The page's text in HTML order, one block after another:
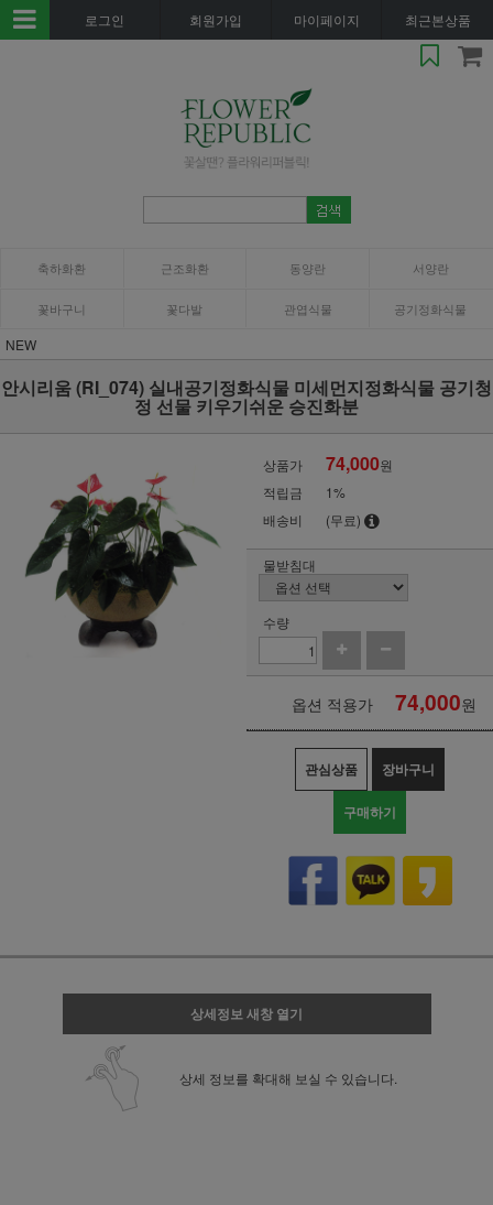
로그인 회원가입 마이페이지 최근본상품
축하화환 근조화환 동양란 서양란
꽃바구니 꽃다발 관엽식물 공기정화식물
NEW
안시리움 (RI_074) 실내공기정화식물 미세먼지정화식물 공기청
정 선물 키우기쉬운 승진화분
상품가 74,000원
적립금
1%
배송비
(무료)
물받침대
수량
옵션 적용가 74,000원
관심상품 장바구니
구매하기
상세정보 새창 열기
상세 정보를 확대해 보실 수 있습니다.